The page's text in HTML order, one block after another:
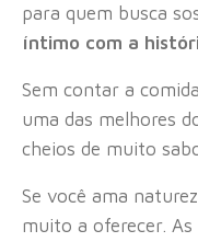
para quem busca
íntimo com a
Sem contar a
uma das melhores
cheios de muito
Se você ama
muito a oferecer. As